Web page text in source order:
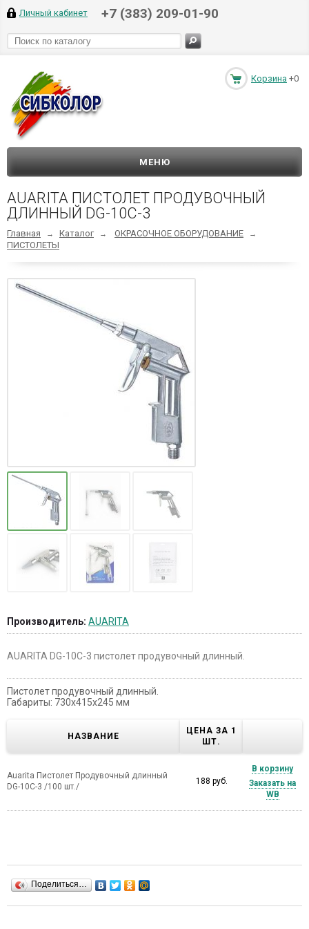
Личный кабинет +7 (383) 209-01-90
Корзина +0
МЕНЮ
AUARITA ПИСТОЛЕТ ПРОДУВОЧНЫЙ
ДЛИННЫЙ DG-10C-3
Главная → Каталог → ОКРАСОЧНОЕ ОБОРУДОВАНИЕ →
ПИСТОЛЕТЫ
Производитель: AUARITA
AUARITA DG-10C-3 пистолет продувочный длинный.
Пистолет продувочный длинный.
Габариты: 730x415х245 мм
НАЗВАНИЕ
ЦЕНА ЗА 1
ШТ.
Auarita Пистолет Продувочный длинный
DG-10C-3 /100 шт./
188 руб.
В корзину
Заказать на
WB
Поделиться…